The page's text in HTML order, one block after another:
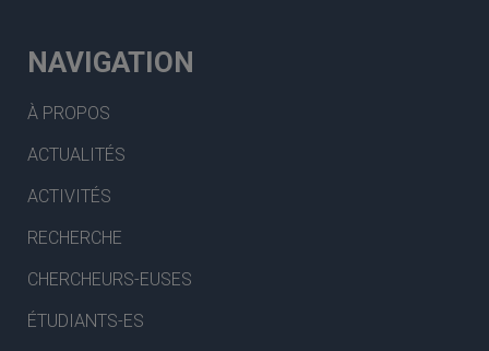
NAVIGATION
À PROPOS
ACTUALITÉS
ACTIVITÉS
RECHERCHE
CHERCHEURS-EUSES
ÉTUDIANTS-ES